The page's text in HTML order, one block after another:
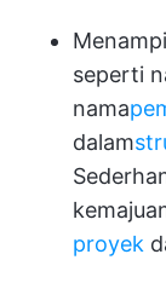
seperti
nama
dalam
proyek